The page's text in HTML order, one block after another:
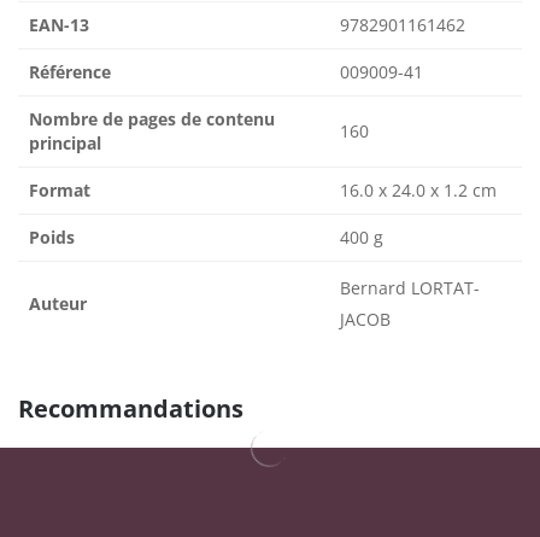
EAN-13 9782901161462
Référence 009009-41
Nombre de pages de contenu
principal
160
Format 16.0 x 24.0 x 1.2 cm
Poids 400 g
Auteur
Bernard LORTAT-
JACOB
Recommandations